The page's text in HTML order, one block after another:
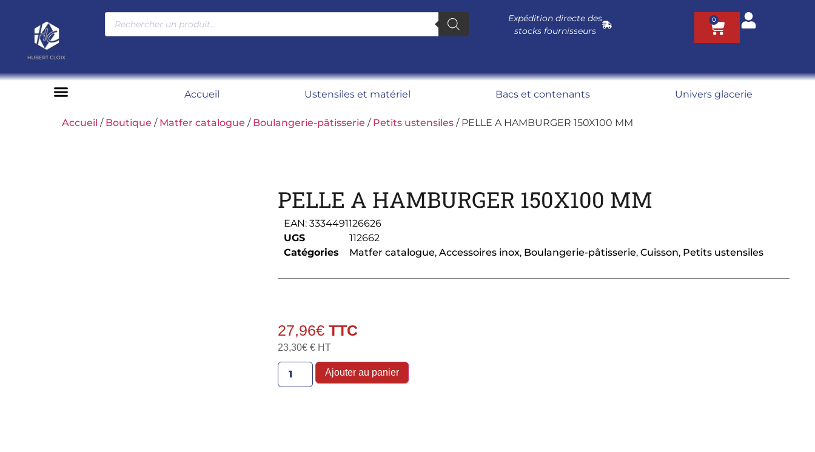
Expédition directe des
stocks fournisseurs
0
Accueil Ustensiles et matériel Bacs et contenants Univers glacerie
Accueil / Boutique / Matfer catalogue / Boulangerie-pâtisserie / Petits ustensiles / PELLE A HAMBURGER 150X100 MM
PELLE A HAMBURGER 150X100 MM
EAN: 3334491126626
UGS
112662
Catégories
Matfer catalogue, Accessoires inox, Boulangerie-pâtisserie, Cuisson, Petits ustensiles
27,96€
23,30€€ HT
Ajouter au panier